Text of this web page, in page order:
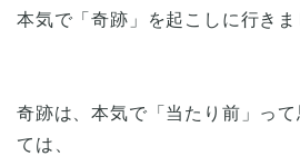
本気で「奇跡」を起こしに行きま
奇跡は、本気で「当たり前」っ
ては、